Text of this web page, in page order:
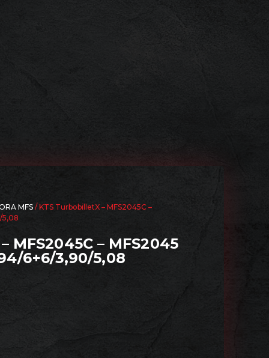
MFS / KTS TurbobilletX – MFS2045C –
5,08
MFS2045C – MFS2045
6+6/3,90/5,08